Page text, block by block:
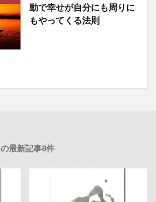
動で幸せが自分にも周りに
もやってくる法則
の最新記事8件